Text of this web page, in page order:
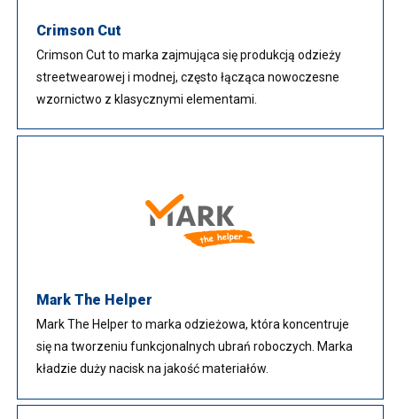
Crimson Cut
Crimson Cut to marka zajmująca się produkcją odzieży
streetwearowej i modnej, często łącząca nowoczesne
wzornictwo z klasycznymi elementami.
Mark The Helper
Mark The Helper to marka odzieżowa, która koncentruje
się na tworzeniu funkcjonalnych ubrań roboczych. Marka
kładzie duży nacisk na jakość materiałów.